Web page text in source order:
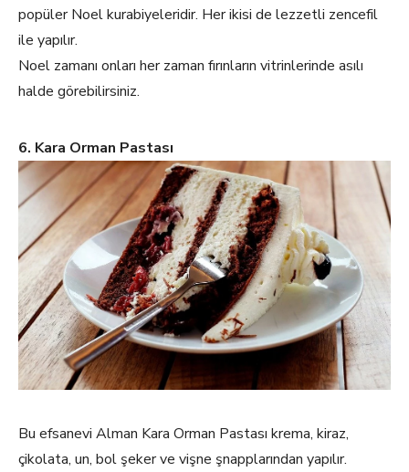
popüler Noel kurabiyeleridir. Her ikisi de lezzetli zencefil
ile yapılır.
Noel zamanı onları her zaman fırınların vitrinlerinde asılı
halde görebilirsiniz.
6. Kara Orman Pastası
Bu efsanevi Alman Kara Orman Pastası krema, kiraz,
çikolata, un, bol şeker ve vişne şnapplarından yapılır.